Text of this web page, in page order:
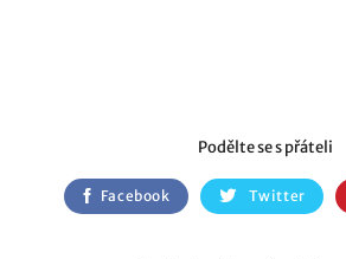
Podělte se s přáteli
Facebook Twitter